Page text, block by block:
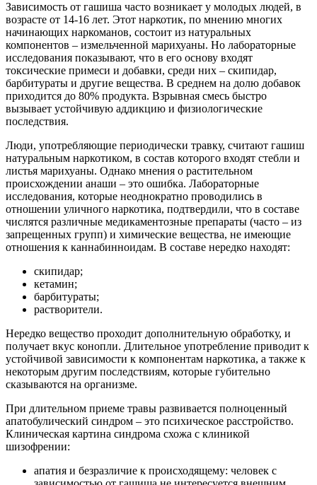
Зависимость от гашиша часто возникает у молодых людей, в
возрасте от 14-16 лет. Этот наркотик, по мнению многих
начинающих наркоманов, состоит из натуральных
компонентов – измельченной марихуаны. Но лабораторные
исследования показывают, что в его основу входят
токсические примеси и добавки, среди них – скипидар,
барбитураты и другие вещества. В среднем на долю добавок
приходится до 80% продукта. Взрывная смесь быстро
вызывает устойчивую аддикцию и физиологические
последствия.
Люди, употребляющие периодически травку, считают гашиш
натуральным наркотиком, в состав которого входят стебли и
листья марихуаны. Однако мнения о растительном
происхождении анаши – это ошибка. Лабораторные
исследования, которые неоднократно проводились в
отношении уличного наркотика, подтвердили, что в составе
числятся различные медикаментозные препараты (часто – из
запрещенных групп) и химические вещества, не имеющие
отношения к каннабинноидам. В составе нередко находят:
скипидар;
кетамин;
барбитураты;
растворители.
Нередко вещество проходит дополнительную обработку, и
получает вкус конопли. Длительное употребление приводит к
устойчивой зависимости к компонентам наркотика, а также к
некоторым другим последствиям, которые губительно
сказываются на организме.
При длительном приеме травы развивается полноценный
апатобулический синдром – это психическое расстройство.
Клиническая картина синдрома схожа с клиникой
шизофрении:
апатия и безразличие к происходящему: человек с